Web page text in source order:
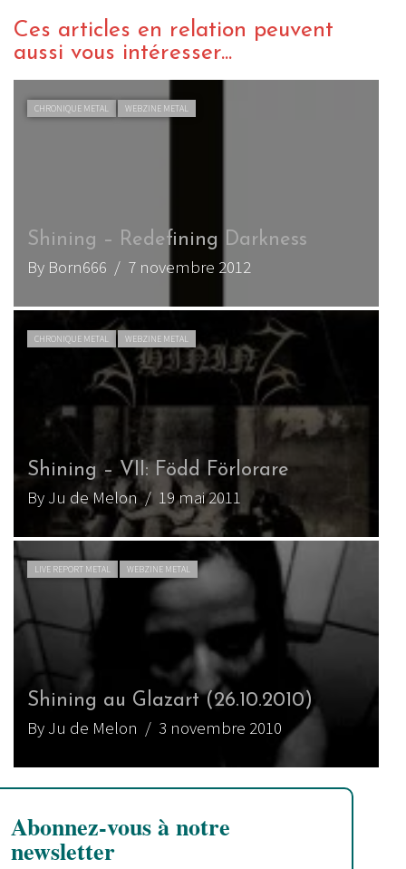
Ces articles en relation peuvent
aussi vous intéresser...
CHRONIQUE METAL WEBZINE METAL
Shining – Redefining Darkness
By Born666 / 7 novembre 2012
CHRONIQUE METAL WEBZINE METAL
Shining – VII: Född Förlorare
By Ju de Melon/ 19 mai 2011
LIVE REPORT METAL WEBZINE METAL
Shining au Glazart (26.10.2010)
By Ju de Melon / 3 novembre 2010
Abonnez-vous à notre
newsletter